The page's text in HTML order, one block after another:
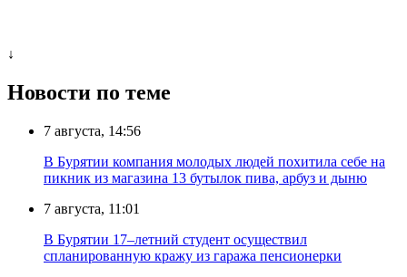
↓
Новости по теме
7 августа, 14:56
В Бурятии компания молодых людей похитила себе на
пикник из магазина 13 бутылок пива, арбуз и дыню
7 августа, 11:01
В Бурятии 17–летний студент осуществил
спланированную кражу из гаража пенсионерки